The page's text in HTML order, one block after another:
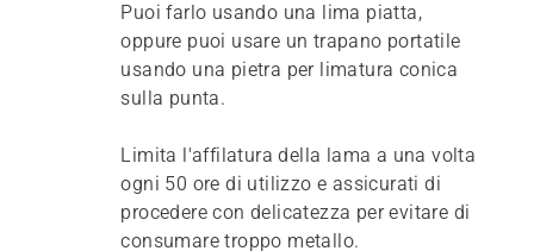
Puoi farlo usando una lima piatta,
oppure puoi usare un trapano portatile
usando una pietra per limatura conica
sulla punta.
Limita l'affilatura della lama a una volta
ogni 50 ore di utilizzo e assicurati di
procedere con delicatezza per evitare di
consumare troppo metallo.